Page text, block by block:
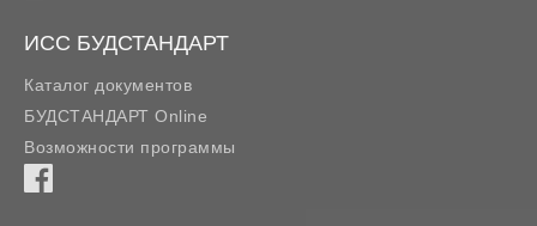
ИСС БУДСТАНДАРТ
Каталог документов
БУДСТАНДАРТ Online
Возможности программы